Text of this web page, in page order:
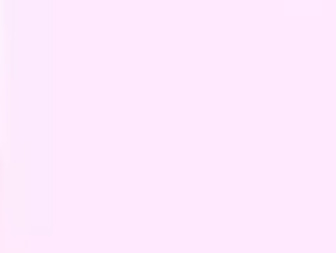
なっています。プリセプターはお
るのか自分が甘いのか、判断がつ